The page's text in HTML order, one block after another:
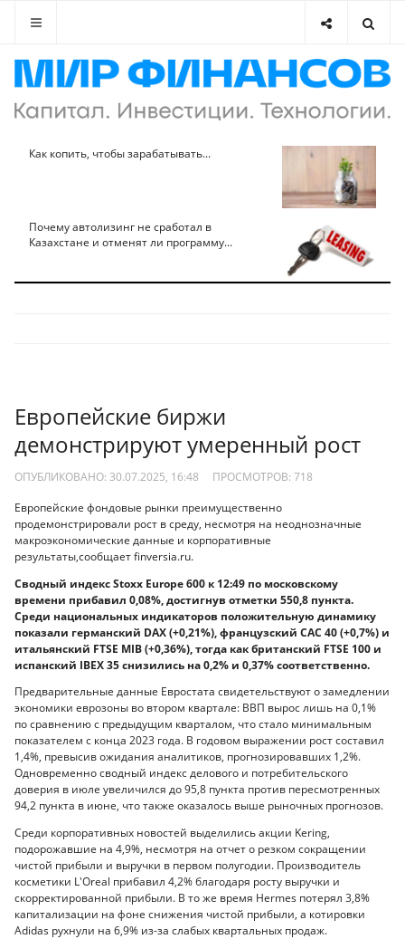
Как копить, чтобы зарабатывать...
Почему автолизинг не сработал в
Казахстане и отменят ли программу...
Европейские биржи
демонстрируют умеренный рост
ОПУБЛИКОВАНО: 30.07.2025, 16:48 ПРОСМОТРОВ: 718
Европейские фондовые рынки преимущественно
продемонстрировали рост в среду, несмотря на неоднозначные
макроэкономические данные и корпоративные
результаты,сообщает finversia.ru.
Сводный индекс Stoxx Europe 600 к 12:49 по московскому
времени прибавил 0,08%, достигнув отметки 550,8 пункта.
Среди национальных индикаторов положительную динамику
показали германский DAX (+0,21%), французский CAC 40 (+0,7%) и
итальянский FTSE MIB (+0,36%), тогда как британский FTSE 100 и
испанский IBEX 35 снизились на 0,2% и 0,37% соответственно.
Предварительные данные Евростата свидетельствуют о замедлении
экономики еврозоны во втором квартале: ВВП вырос лишь на 0,1%
по сравнению с предыдущим кварталом, что стало минимальным
показателем с конца 2023 года. В годовом выражении рост составил
1,4%, превысив ожидания аналитиков, прогнозировавших 1,2%.
Одновременно сводный индекс делового и потребительского
доверия в июле увеличился до 95,8 пункта против пересмотренных
94,2 пункта в июне, что также оказалось выше рыночных прогнозов.
Среди корпоративных новостей выделились акции Kering,
подорожавшие на 4,9%, несмотря на отчет о резком сокращении
чистой прибыли и выручки в первом полугодии. Производитель
косметики L'Oreal прибавил 4,2% благодаря росту выручки и
скорректированной прибыли. В то же время Hermes потерял 3,8%
капитализации на фоне снижения чистой прибыли, а котировки
Adidas рухнули на 6,9% из-за слабых квартальных продаж.